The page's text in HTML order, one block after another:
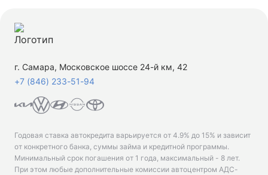
г. Самара, Московское шоссе 24-й км, 42
+7 (846) 233-51-94
Годовая ставка автокредита варьируется от 4.9% до 15% и зависит
от конкретного банка, суммы займа и кредитной программы.
Минимальный срок погашения от 1 года, максимальный - 8 лет.
При этом любые дополнительные комиссии автоцентром АДС-